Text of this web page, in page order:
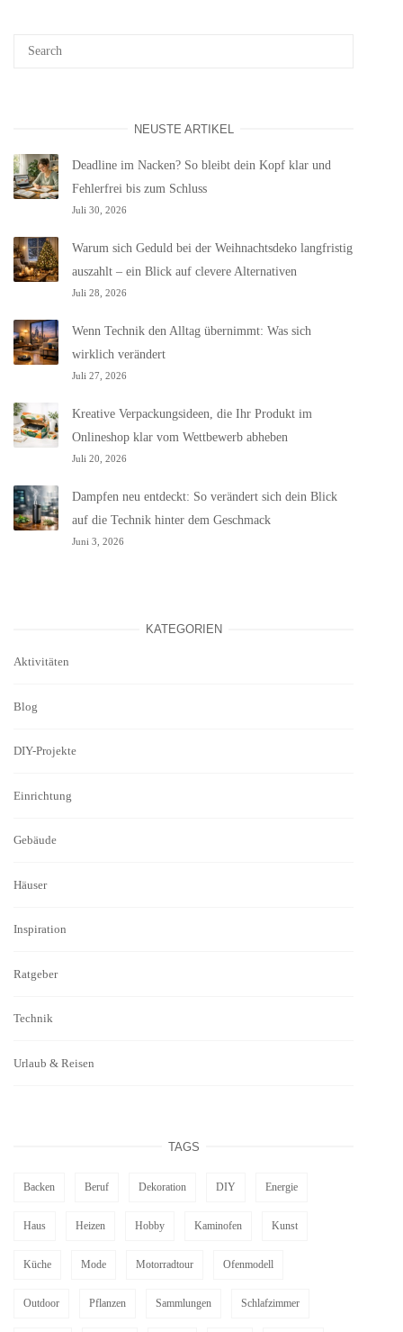
NEUSTE ARTIKEL
Deadline im Nacken? So bleibt dein Kopf klar und
Fehlerfrei bis zum Schluss
Juli 30, 2026
Warum sich Geduld bei der Weihnachtsdeko langfristig
auszahlt – ein Blick auf clevere Alternativen
Juli 28, 2026
Wenn Technik den Alltag übernimmt: Was sich
wirklich verändert
Juli 27, 2026
Kreative Verpackungsideen, die Ihr Produkt im
Onlineshop klar vom Wettbewerb abheben
Juli 20, 2026
Dampfen neu entdeckt: So verändert sich dein Blick
auf die Technik hinter dem Geschmack
Juni 3, 2026
KATEGORIEN
Aktivitäten
Blog
DIY-Projekte
Einrichtung
Gebäude
Häuser
Inspiration
Ratgeber
Technik
Urlaub & Reisen
TAGS
Backen Beruf Dekoration DIY Energie
Haus Heizen Hobby Kaminofen Kunst
Küche Mode Motorradtour Ofenmodell
Outdoor Pflanzen Sammlungen Schlafzimmer